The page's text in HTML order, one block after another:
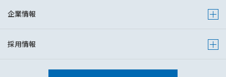
企業情報 Show
採用情報 Show